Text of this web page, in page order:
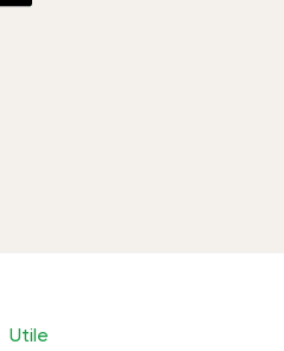
Utile